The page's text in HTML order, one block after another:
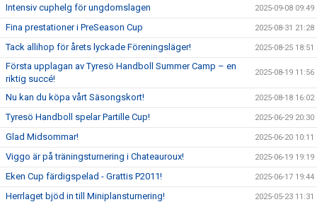
Intensiv cuphelg för ungdomslagen 2025-09-08 09:49
Fina prestationer i PreSeason Cup 2025-08-31 21:28
Tack allihop för årets lyckade Föreningsläger! 2025-08-25 18:51
Första upplagan av Tyresö Handboll Summer Camp – en
riktig succé!
2025-08-19 11:56
Nu kan du köpa vårt Säsongskort! 2025-08-18 16:02
Tyresö Handboll spelar Partille Cup! 2025-06-29 20:30
Glad Midsommar! 2025-06-20 10:11
Viggo är på träningsturnering i Chateauroux! 2025-06-19 19:19
Eken Cup färdigspelad - Grattis P2011! 2025-06-17 19:44
Herrlaget bjöd in till Miniplansturnering! 2025-05-23 11:31